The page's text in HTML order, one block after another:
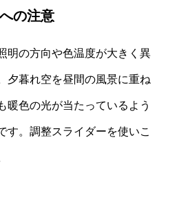
の注意
明の方向や色温度が大きく異
夕暮れ空を昼間の風景に重ね
暖色の光が当たっているよう
す。調整スライダーを使いこ